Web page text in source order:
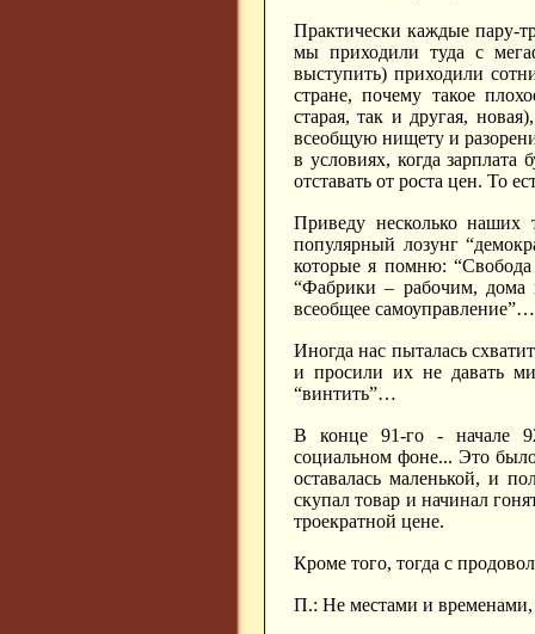
Практически каждые пару-
мы приходили туда с
выступить) приходили
стране, почему такое
старая, так и другая,
всеобщую нищету и
в условиях, когда зарплата
отставать от роста цен. То
Приведу несколько наших
популярный лозунг
которые я помню:
“Фабрики – рабочим, дома
всеобщее
Иногда нас пыталась
и просили их не давать
“винтить”…
В конце 91-го - начале
социальном фоне... Это
оставалась маленькой, и
скупал товар и начинал
троекратной цене.
Кроме того, тогда с
П.: Не местами и временами,